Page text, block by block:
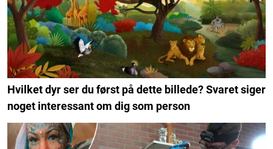
Hvilket dyr ser du først på dette billede? Svaret siger
noget interessant om dig som person